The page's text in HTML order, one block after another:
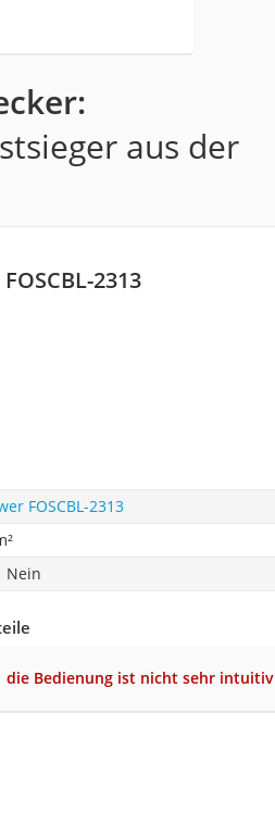
aus der
2313
FOSCBL-2313
Nein
die Bedienung ist nicht sehr intuitiv